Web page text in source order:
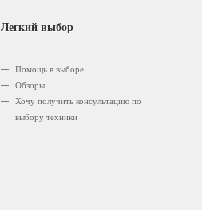
Легкий выбор
Помощь в выборе
Обзоры
Хочу получить консультацию по
выбору техники